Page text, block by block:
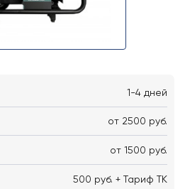
1-4 дней
от 2500 руб.
от 1500 руб.
500 руб. + Тариф ТК